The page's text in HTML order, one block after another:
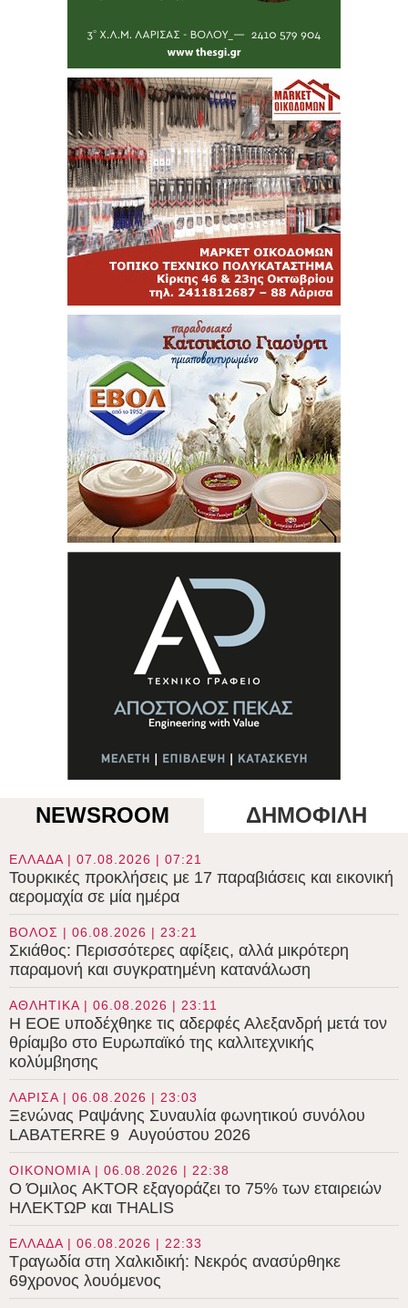
NEWSROOM ΔΗΜΟΦΙΛΗ
ΕΛΛΑΔΑ | 07.08.2026 | 07:21
Τουρκικές προκλήσεις με 17 παραβιάσεις και εικονική
αερομαχία σε μία ημέρα
ΒΟΛΟΣ | 06.08.2026 | 23:21
Σκιάθος: Περισσότερες αφίξεις, αλλά μικρότερη
παραμονή και συγκρατημένη κατανάλωση
ΑΘΛΗΤΙΚΑ | 06.08.2026 | 23:11
Η ΕΟΕ υποδέχθηκε τις αδερφές Αλεξανδρή μετά τον
θρίαμβο στο Ευρωπαϊκό της καλλιτεχνικής
κολύμβησης
ΛΑΡΙΣΑ | 06.08.2026 | 23:03
Ξενώνας Ραψάνης Συναυλία φωνητικού συνόλου
LABATERRE 9 Αυγούστου 2026
ΟΙΚΟΝΟΜΙΑ | 06.08.2026 | 22:38
Ο Όμιλος AKTOR εξαγοράζει το 75% των εταιρειών
ΗΛΕΚΤΩΡ και THALIS
ΕΛΛΑΔΑ | 06.08.2026 | 22:33
Τραγωδία στη Χαλκιδική: Νεκρός ανασύρθηκε
69χρονος λουόμενος